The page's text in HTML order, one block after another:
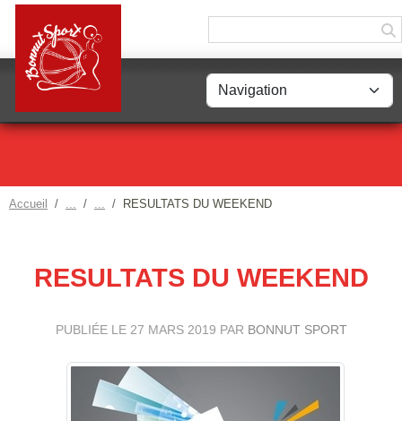
Accueil RESULTATS DU WEEKEND
RESULTATS DU WEEKEND
PUBLIÉE LE 27 MARS 2019 PAR BONNUT SPORT